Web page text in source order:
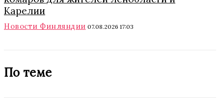
Карелии
Новости Финляндии 07.08.2026 17:03
По теме